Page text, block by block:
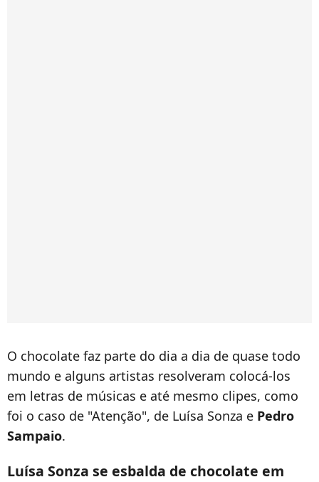
O chocolate faz parte do dia a dia de quase todo
mundo e alguns artistas resolveram colocá-los
em letras de músicas e até mesmo clipes, como
foi o caso de "Atenção", de Luísa Sonza e Pedro
Sampaio.
Luísa Sonza se esbalda de chocolate em